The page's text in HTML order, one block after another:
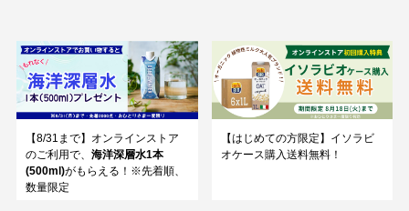
【8/31まで】オンラインストア
のご利用で、 海洋深層水1本
(500ml)がもらえる！※先着順、
数量限定
【はじめての方限定】イソラビ
オケース購入送料無料！